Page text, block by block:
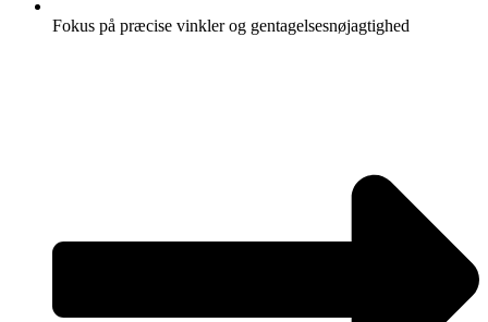
Fokus på præcise vinkler og gentagelsesnøjagtighed